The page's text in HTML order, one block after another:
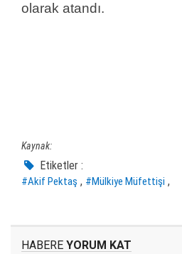
olarak atandı.
Kaynak:
Etiketler :
#Akif Pektaş , #Mülkiye Müfettişi ,
HABERE YORUM KAT